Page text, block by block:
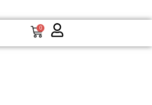
0
Carrito